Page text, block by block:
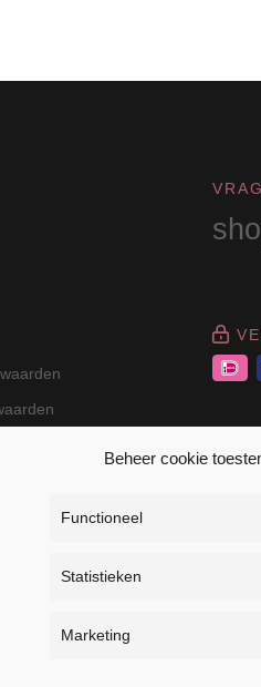
Beheer cookie
Functioneel
Statistieken
Marketing